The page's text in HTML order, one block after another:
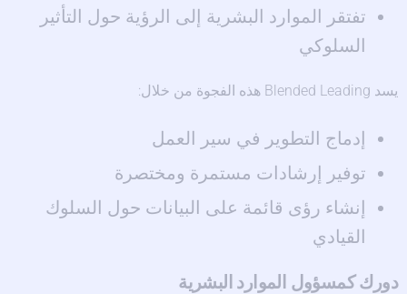
تفتقر الموارد البشرية إلى الرؤية حول التأثير
السلوكي
يسد Blended Leading هذه الفجوة من خلال:
إدماج التطوير في سير العمل
توفير إرشادات مستمرة ومختصرة
إنشاء رؤى قائمة على البيانات حول السلوك
القيادي
دورك كمسؤول الموارد البشرية